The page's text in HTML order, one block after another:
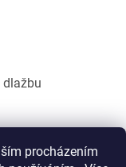
procházením